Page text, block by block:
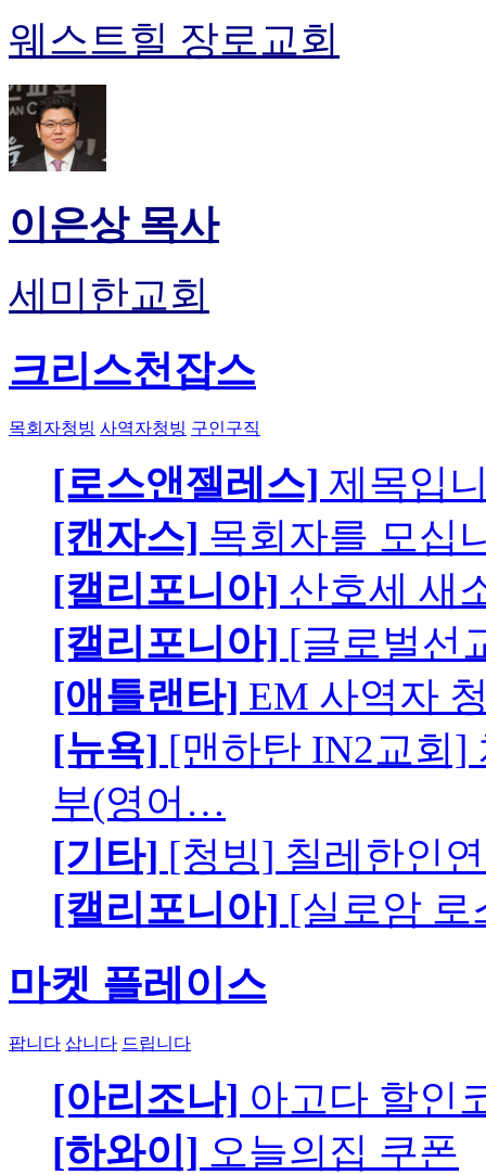
웨스트힐 장로교회
이은상 목사
세미한교회
크리스천잡스
목회자청빙 사역자청빙 구인구직
[로스앤젤레스] 제목입
[캔자스] 목회자를 모십
[캘리포니아] 산호세 새
[캘리포니아] [글로벌선
[애틀랜타] EM 사역자
[뉴욕] [맨하탄 IN2교회]
부(영어…
[기타] [청빙] 칠레한인
[캘리포니아] [실로암 로
마켓 플레이스
팝니다 삽니다 드립니다
[아리조나] 아고다 할인
[하와이] 오늘의집 쿠폰